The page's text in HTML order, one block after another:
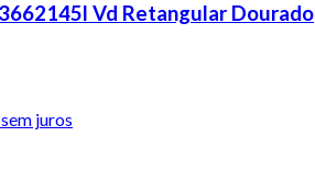
Vd Retangular Dourado
juros